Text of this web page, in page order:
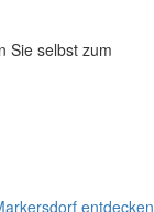
Sie selbst zum